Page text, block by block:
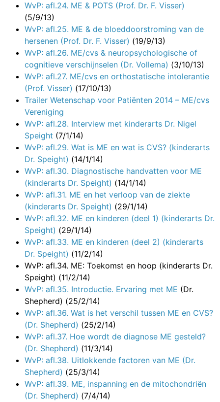
WvP: afl.24. ME & POTS (Prof. Dr. F. Visser)
(5/9/13)
WvP: afl.25. ME & de bloeddoorstroming van de
hersenen (Prof. Dr. F. Visser) (19/9/13)
WvP: afl.26. ME/cvs & neuropsychologische of
cognitieve verschijnselen (Dr. Vollema) (3/10/13)
WvP: afl.27. ME/cvs en orthostatische intolerantie
(Prof. Visser) (17/10/13)
Trailer Wetenschap voor Patiënten 2014 – ME/cvs
Vereniging
WvP: afl.28. Interview met kinderarts Dr. Nigel
Speight (7/1/14)
WvP: afl.29. Wat is ME en wat is CVS? (kinderarts
Dr. Speight) (14/1/14)
WvP: afl.30. Diagnostische handvatten voor ME
(kinderarts Dr. Speight) (14/1/14)
WvP: afl.31. ME en het verloop van de ziekte
(kinderarts Dr. Speight) (29/1/14)
WvP: afl.32. ME en kinderen (deel 1) (kinderarts Dr.
Speight) (29/1/14)
WvP: afl.33. ME en kinderen (deel 2) (kinderarts
Dr. Speight) (11/2/14)
WvP: afl.34. ME: Toekomst en hoop (kinderarts Dr.
Speight) (11/2/14)
WvP: afl.35. Introductie. Ervaring met ME (Dr.
Shepherd) (25/2/14)
WvP: afl.36. Wat is het verschil tussen ME en CVS?
(Dr. Shepherd) (25/2/14)
WvP: afl.37. Hoe wordt de diagnose ME gesteld?
(Dr. Shepherd) (11/3/14)
WvP: afl.38. Uitlokkende factoren van ME (Dr.
Shepherd) (25/3/14)
WvP: afl.39. ME, inspanning en de mitochondriën
(Dr. Shepherd) (7/4/14)